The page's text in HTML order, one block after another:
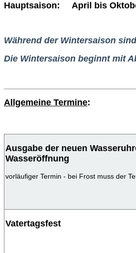
Hauptsaison: April bis
Während der Wintersaison
Die Wintersaison beginnt mit
Allgemeine Termine:
Ausgabe der neuen
Wasseröffnung
vorläufiger Termin - bei Frost muss der
Vatertagsfest